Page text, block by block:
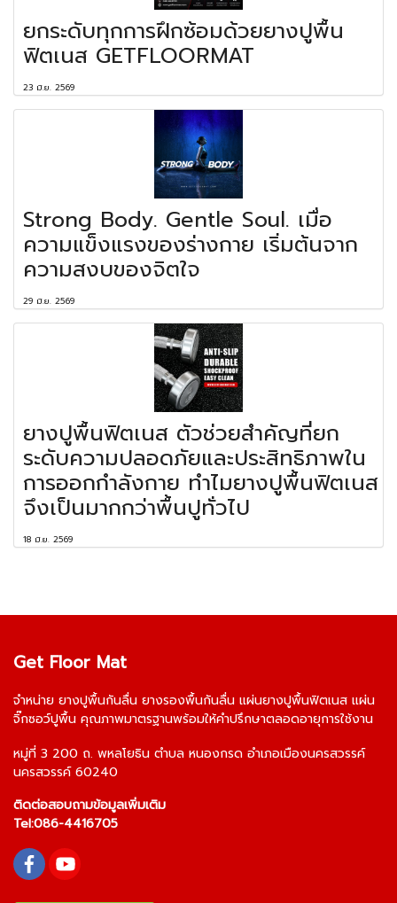
ยกระดับทุกการฝึกซ้อมด้วยยางปูพื้น
ฟิตเนส GETFLOORMAT
23 มิ.ย. 2569
Strong Body. Gentle Soul. เมื่อ
ความแข็งแรงของร่างกาย เริ่มต้นจาก
ความสงบของจิตใจ
29 มิ.ย. 2569
ยางปูพื้นฟิตเนส ตัวช่วยสำคัญที่ยก
ระดับความปลอดภัยและประสิทธิภาพใน
การออกกำลังกาย ทำไมยางปูพื้นฟิตเนส
จึงเป็นมากกว่าพื้นปูทั่วไป
18 มิ.ย. 2569
Get Floor Mat
จำหน่าย ยางปูพื้นกันลื่น ยางรองพื้นกันลื่น แผ่นยางปูพื้นฟิตเนส แผ่น
จิ๊กซอว์ปูพื้น คุณภาพมาตรฐานพร้อมให้คำปรึกษาตลอดอายุการใช้งาน
หมู่ที่ 3 200 ถ. พหลโยธิน ตำบล หนองกรด อำเภอเมืองนครสวรรค์
นครสวรรค์ 60240
ติดต่อสอบถามข้อมูลเพิ่มเติม
Tel:086-4416705